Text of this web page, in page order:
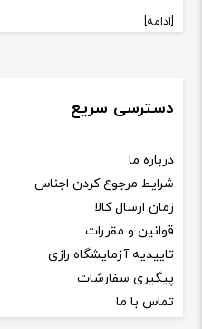
[ادامه]
دسترسی سریع
درباره ما
شرایط مرجوع کردن اجناس
زمان ارسال کالا
قوانین و مقررات
تاییدیه آزمایشگاه رازی
پیگیری سفارشات
تماس با ما